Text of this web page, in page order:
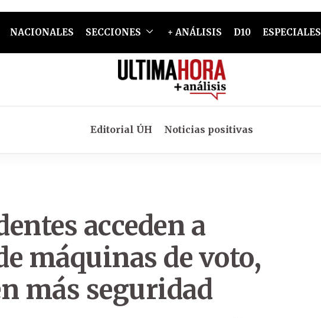
NACIONALES SECCIONES + ANÁLISIS D10 ESPECIALES
Editorial ÚH Noticias positivas
acceden a
máquinas de voto,
más seguridad